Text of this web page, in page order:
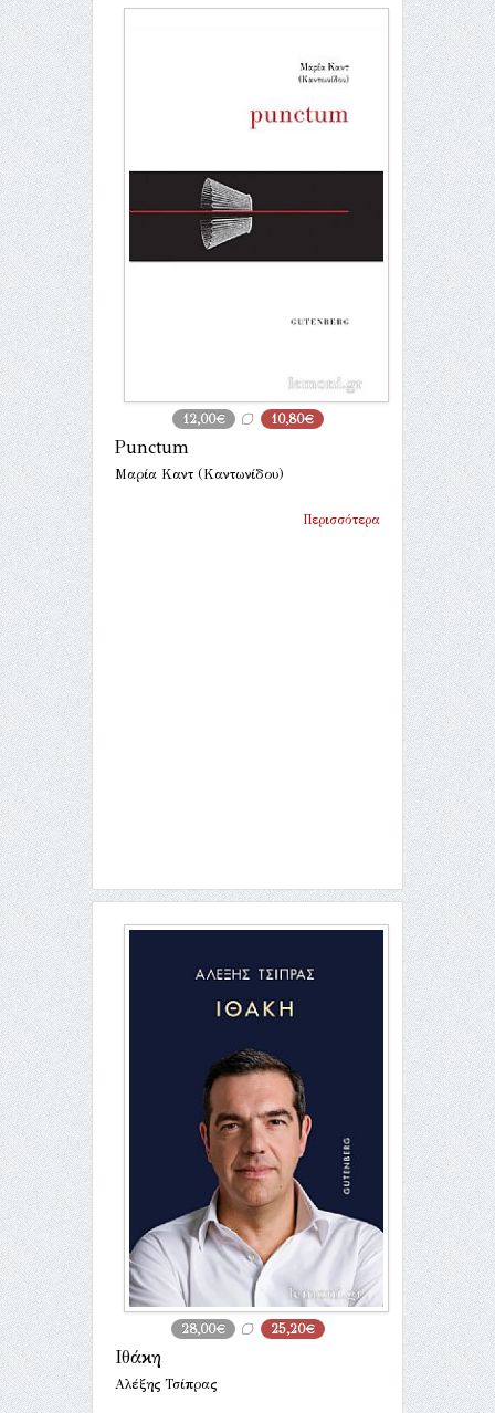
12,00€ 10,80€
Punctum
Μαρία Καντ (Καντωνίδου)
Περισσότερα
28,00€ 25,20€
Ιθάκη
Αλέξης Τσίπρας